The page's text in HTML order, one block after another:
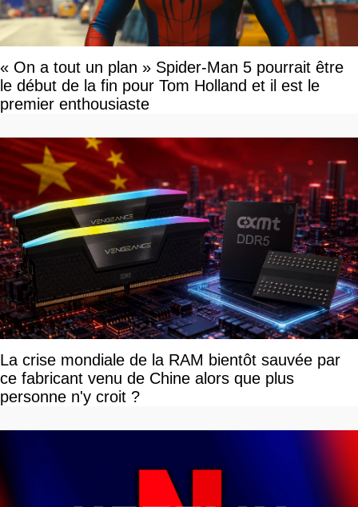
« On a tout un plan » Spider-Man 5 pourrait être
le début de la fin pour Tom Holland et il est le
premier enthousiaste
La crise mondiale de la RAM bientôt sauvée par
ce fabricant venu de Chine alors que plus
personne n'y croit ?